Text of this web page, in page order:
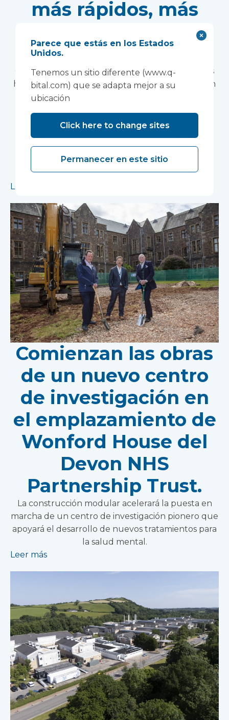
más rápidos, más
ecológicos.
Con listas de espera que se mantienen en niveles
históricamente altos, los proveedores de atención
médica necesitan aumentar su capacidad con
nacional de ventas de Vanguard Healthcare
volumétrica con componentes prefabricados de
alto valor está transformando las instalaciones
sanitarias.
Leer más
Comienzan las obras
de un nuevo centro
de investigación en
el emplazamiento de
Wonford House del
Devon NHS
Partnership Trust.
La construcción modular acelerará la puesta en
marcha de un centro de investigación pionero que
apoyará el desarrollo de nuevos tratamientos para
la salud mental.
Leer más
Parece que estás en los Estados
Unidos.
Tenemos un sitio diferente (www.q-
bital.com) que se adapta mejor a su
ubicación
Click here to change sites
Permanecer en este sitio